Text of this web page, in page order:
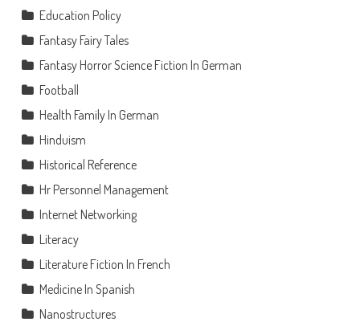
Education Policy
Fantasy Fairy Tales
Fantasy Horror Science Fiction In German
Football
Health Family In German
Hinduism
Historical Reference
Hr Personnel Management
Internet Networking
Literacy
Literature Fiction In French
Medicine In Spanish
Nanostructures